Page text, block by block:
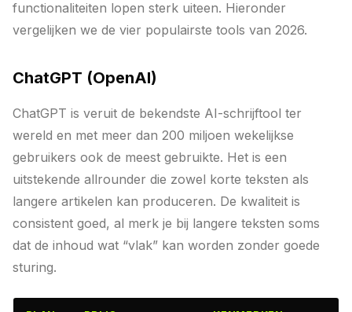
functionaliteiten lopen sterk uiteen. Hieronder
vergelijken we de vier populairste tools van 2026.
ChatGPT (OpenAI)
ChatGPT is veruit de bekendste AI-schrijftool ter
wereld en met meer dan 200 miljoen wekelijkse
gebruikers ook de meest gebruikte. Het is een
uitstekende allrounder die zowel korte teksten als
langere artikelen kan produceren. De kwaliteit is
consistent goed, al merk je bij langere teksten soms
dat de inhoud wat “vlak” kan worden zonder goede
sturing.